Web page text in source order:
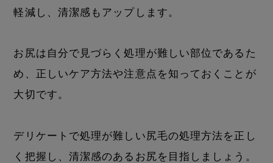
軽減し、清潔感もアップします。
お尻は自分で見づらく処理が難しい部位であるた
め、正しいケア方法や注意点を知っておくことが
大切です。
デリケートで処理が難しい尻毛の処理方法を正し
く把握し、清潔感のあるお尻を目指しましょう。